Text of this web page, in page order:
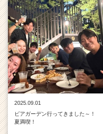
2025.09.01
ビアガーデン行ってきました～！
夏満喫！